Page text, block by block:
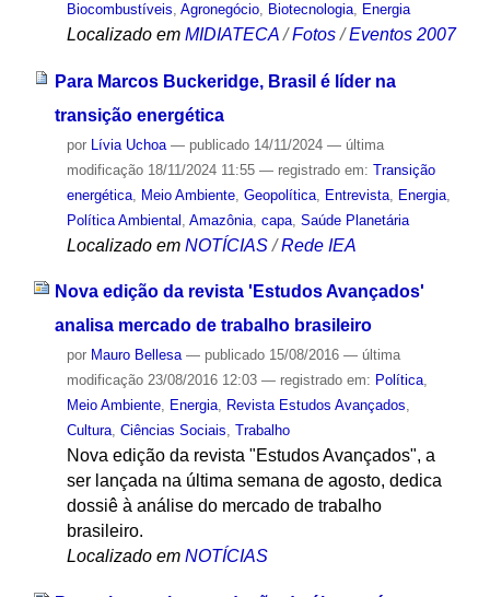
Biocombustíveis, Agronegócio, Biotecnologia, Energia
Localizado em MIDIATECA /Fotos /Eventos 2007
Para Marcos Buckeridge, Brasil é líder na
transição energética
por Lívia Uchoa — publicado14/11/2024 — última
modificação18/11/2024 11:55 — registrado em: Transição
energética, Meio Ambiente, Geopolítica, Entrevista, Energia,
Política Ambiental Amazônia, capa, Saúde Planetária
Localizado em NOTÍCIAS /Rede IEA
Nova edição da revista 'Estudos Avançados'
analisa mercado de trabalho brasileiro
por Mauro Bellesa — publicado15/08/2016 — última
modificação23/08/2016 12:03 — registrado em: Política,
Meio Ambiente, Energia, Revista Estudos Avançados,
Cultura, Ciências Sociais, Trabalho
Nova edição da revista "Estudos Avançados", a
ser lançada na última semana de agosto, dedica
dossiê à análise do mercado de trabalho
brasileiro.
Localizado em NOTÍCIAS